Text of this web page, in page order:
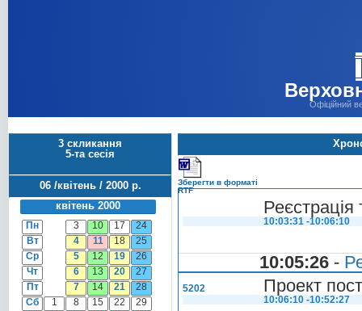
Офіційний
3 скликання
5-та сесія
06 /квітень / 2000 р.
квітень 2000
Пн 3 10 17
24
Вт
4 11 18
25
Ср
5 12 19
26
Чт
6 13 20
27
Пт
7 14 21
28
Сб
1 8 15 22
29
Зберегти в форматі
RTF
Реєстрація
10:03:31 -10:06:10
10:05:26 -
5202 Проект
10:06:10 -10:52:27